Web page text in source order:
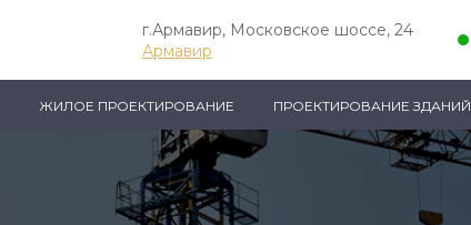
г.Армавир, Московское шоссе, 24
Армавир
ЖИЛОЕ ПРОЕКТИРОВАНИЕ ПРОЕКТИРОВАНИЕ ЗДАНИЙ